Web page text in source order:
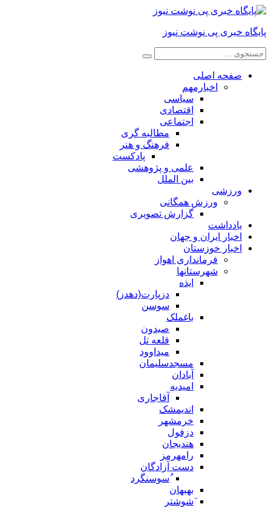
پایگاه خبری پی نوشت نیوز
صفحه اصلی
اخبارمهم
سیاسی
اقتصادی
اجتماعی
مطالبه گری
فرهنگ و هنر
پادکست
علمی و پژوهشی
بین الملل
ورزشی
ورزش همگانی
گزارش تصویری
یادداشت
اخبار ایران و جهان
اخبار خوزستان
فرمانداری اهواز
شهرستانها
ایذه
دزپارت(دهدز)
سوسن
باغملک
صیدون
قلعه تل
میداوود
مسجدسلیمان
آبادان
امیدیه
آقاجاری
اندیمشک
خرمشهر
دزفول
هندیجان
رامهرمز
دست آزادگان
ُسوسنگرد
بهبهان
َشوشتر